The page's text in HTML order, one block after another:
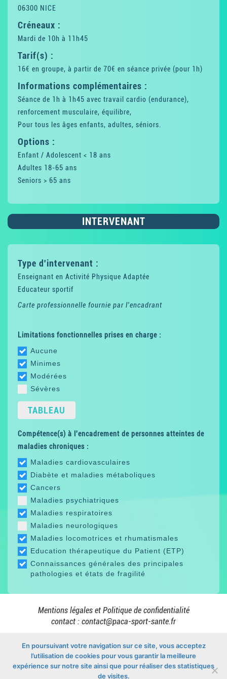
06300 NICE
Créneaux :
Mardi de 10h à 11h45
Tarif(s) :
16€ en groupe, à partir de 70€ en séance privée (pour 1h)
Informations complémentaires :
Séance de 1h à 1h45 avec travail cardio (endurance),
renforcement musculaire, équilibre,
Pour tous les âges enfants, adultes, séniors.
Options :
Enfant / Adolescent < 18 ans
Adultes 18-65 ans
Seniors > 65 ans
INTERVENANT
Type d'intervenant :
Enseignant en Activité Physique Adaptée
Educateur sportif
Carte professionnelle fournie par l'encadrant
Limitations fonctionnelles prises en charge :
Aucune
Minimes
Modérées
Sévères
TABLEAU
Compétence(s) à l'encadrement de personnes atteintes de
maladies chroniques :
Maladies cardiovasculaires
Diabète et maladies métaboliques
Cancers
Maladies psychiatriques
Maladies respiratoires
Maladies neurologiques
Maladies locomotrices et rhumatismales
Education thérapeutique du Patient (ETP)
Connaissances générales des principales
pathologies et états de fragilité
Mentions légales et Politique de confidentialité
contact : contact@paca-sport-sante.fr
En collaboration avec
En poursuivant votre navigation sur ce site, vous acceptez
l’utilisation de cookies pour vous garantir la meilleure
expérience sur notre site ainsi que pour réaliser des statistiques
de visites.